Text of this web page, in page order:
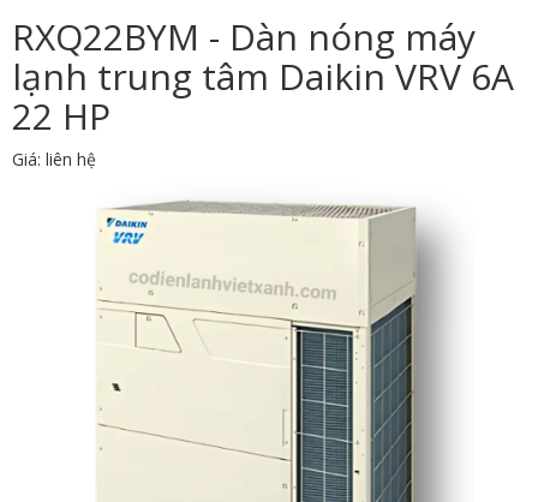
RXQ22BYM - Dàn nóng máy
lạnh trung tâm Daikin VRV 6A
22 HP
Giá: liên hệ